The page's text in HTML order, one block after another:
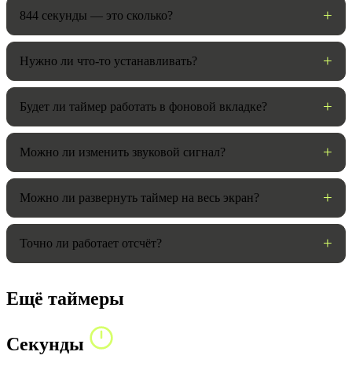
844 секунды — это сколько?
Нужно ли что-то устанавливать?
Будет ли таймер работать в фоновой вкладке?
Можно ли изменить звуковой сигнал?
Можно ли развернуть таймер на весь экран?
Точно ли работает отсчёт?
Ещё таймеры
Секунды